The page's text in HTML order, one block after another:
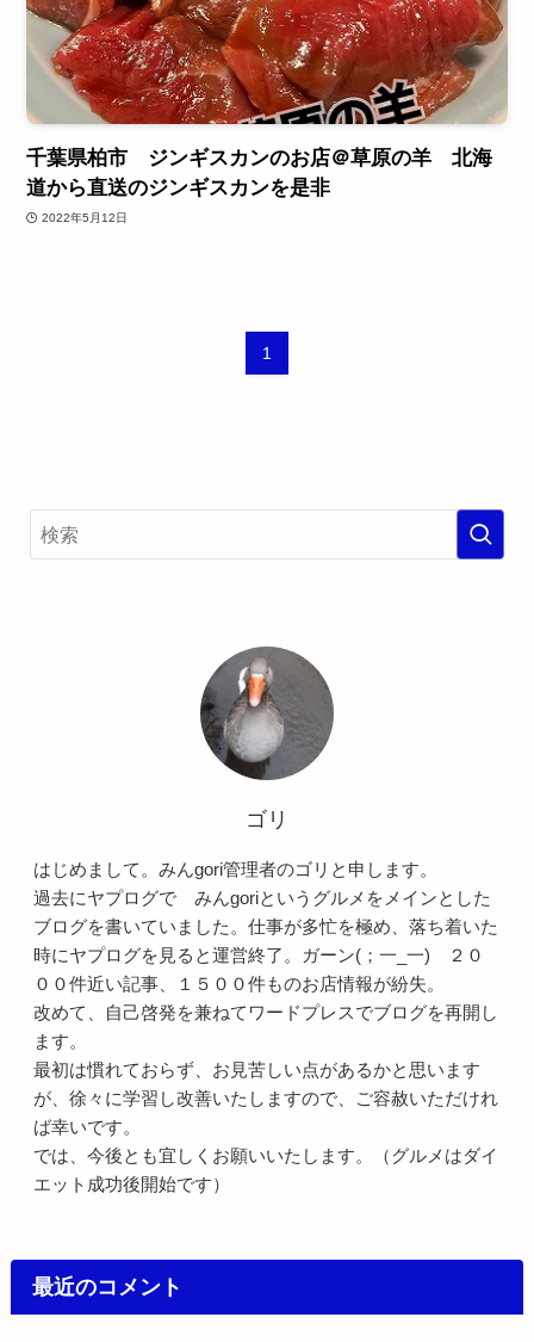
千葉県柏市 ジンギスカンのお店＠草原の羊 北海
道から直送のジンギスカンを是非
2022年5月12日
1
ゴリ
はじめまして。みんgori管理者のゴリと申します。
過去にヤプログで みんgoriというグルメをメインとした
ブログを書いていました。仕事が多忙を極め、落ち着いた
時にヤプログを見ると運営終了。ガーン(；一_一) ２０
００件近い記事、１５００件ものお店情報が紛失。
改めて、自己啓発を兼ねてワードプレスでブログを再開し
ます。
最初は慣れておらず、お見苦しい点があるかと思います
が、徐々に学習し改善いたしますので、ご容赦いただけれ
ば幸いです。
では、今後とも宜しくお願いいたします。（グルメはダイ
エット成功後開始です）
最近のコメント